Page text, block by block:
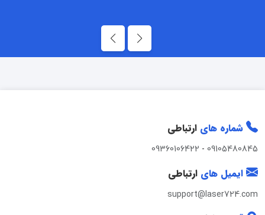
شماره های ارتباطی
09105480845
-
09360106422
ایمیل های ارتباطی
support@laser724.com